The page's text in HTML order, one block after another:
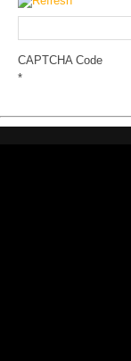
CAPTCHA Code
*